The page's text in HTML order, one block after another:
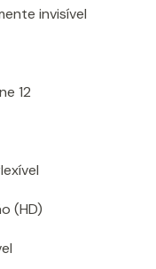
invisível
12
(HD)